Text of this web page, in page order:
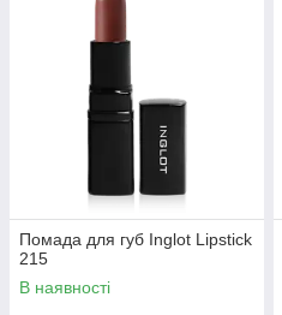
Помада для губ Inglot Lipstick
215
В наявності